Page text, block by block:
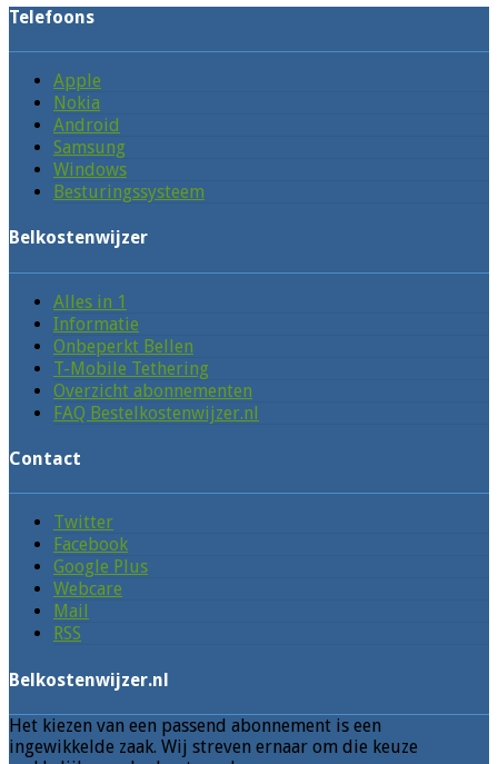
Telefoons
Apple
Nokia
Android
Samsung
Windows
Besturingssysteem
Belkostenwijzer
Alles in 1
Informatie
Onbeperkt Bellen
T-Mobile Tethering
Overzicht abonnementen
FAQ Bestelkostenwijzer.nl
Contact
Twitter
Facebook
Google Plus
Webcare
Mail
RSS
Belkostenwijzer.nl
Het kiezen van een passend abonnement is een
ingewikkelde zaak. Wij streven ernaar om die keuze